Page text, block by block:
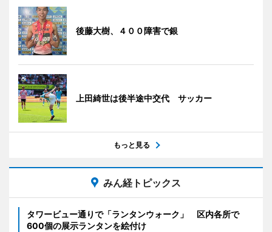
後藤大樹、４００障害で銀
上田綺世は後半途中交代 サッカー
もっと見る
みん経トピックス
タワービュー通りで「ランタンウォーク」 区内各所で
600個の展示ランタンを絵付け